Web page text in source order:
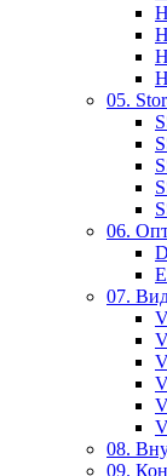
05.
06.
07.
08.
09.